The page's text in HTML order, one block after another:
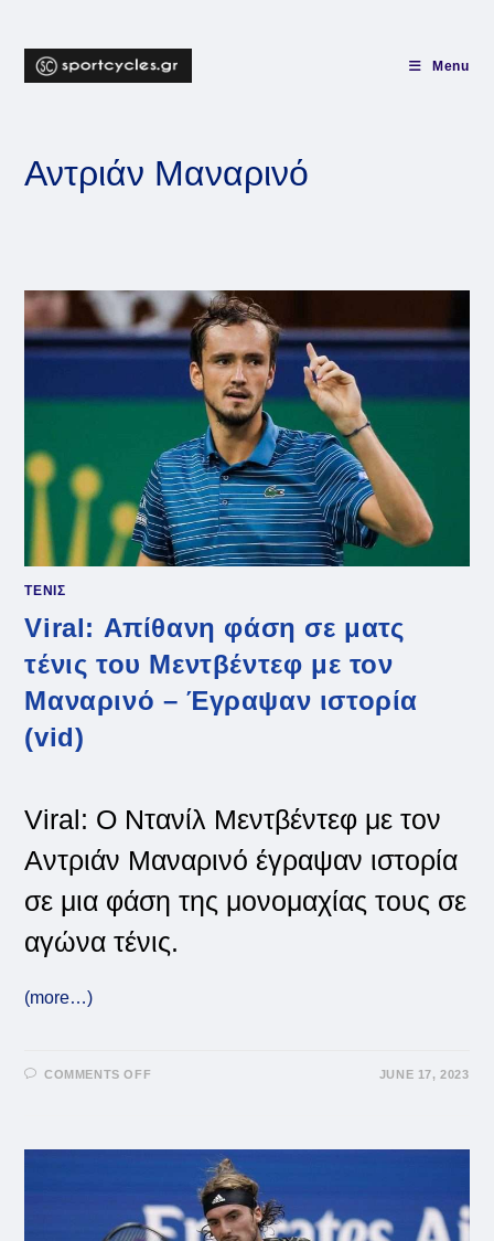
content
Menu
Αντριάν Μαναρινό
ΤΕΝΙΣ
Viral: Απίθανη φάση σε ματς
τένις του Μεντβέντεφ με τον
Μαναρινό – Έγραψαν ιστορία
(vid)
Viral: Ο Ντανίλ Μεντβέντεφ με τον
Αντριάν Μαναρινό έγραψαν ιστορία
σε μια φάση της μονομαχίας τους σε
αγώνα τένις.
(more…)
COMMENTS OFF
ΜΕΝΤΒΈΝΤΕΦ
ΜΕ
ΤΟΝ
ΜΑΝΑΡΙΝΌ
JUNE 17, 2023